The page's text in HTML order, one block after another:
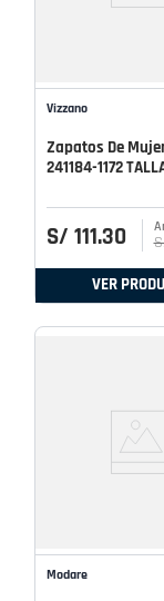
Vizzano
Zapatos De
241184-1172
S/ 111.30
VER
Modare